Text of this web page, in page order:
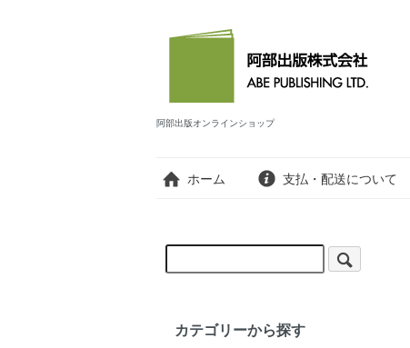
阿部出版オンラインショップ
ホーム 支払・配送について
カテゴリーから探す